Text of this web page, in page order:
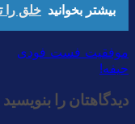
بیشتر بخوانید خلق را
موفقیت فست فودی
حیفه!
دیدگاهتان را بنویسید